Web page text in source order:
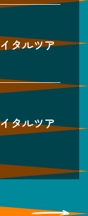
タルツア
タルツア